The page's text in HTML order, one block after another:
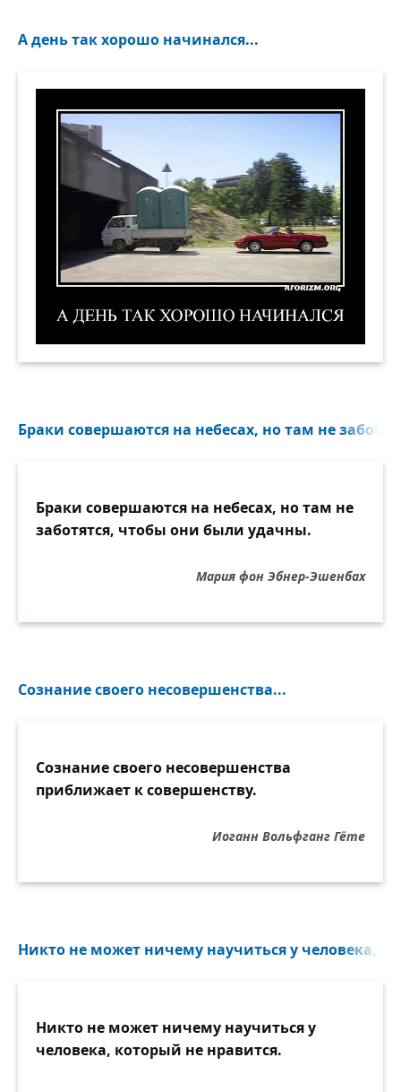
А день так хорошо начинался...
Браки совершаются на небесах, но там не
Браки совершаются на небесах, но там не
заботятся, чтобы они были удачны.
Мария фон Эбнер-Эшенбах
Сознание своего несовершенства...
Сознание своего несовершенства
приближает к совершенству.
Иоганн Вольфганг Гёте
Никто не может ничему научиться у человека,
Никто не может ничему научиться у
человека, который не нравится.